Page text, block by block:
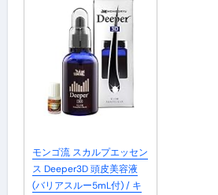
モンゴ流 スカルプエッセン
ス Deeper3D 頭皮美容液
(バリアスルー5mL付) / キ